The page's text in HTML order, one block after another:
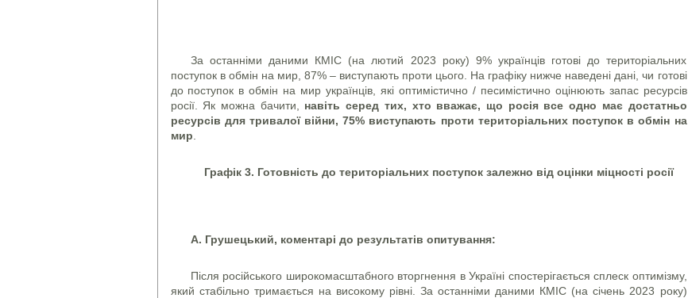
За останніми даними КМІС (на лютий 2023 року) 9% українців готові до територіальних
поступок в обмін на мир, 87% – виступають проти цього. На графіку нижче наведені дані, чи готові
до поступок в обмін на мир українців, які оптимістично / песимістично оцінюють запас ресурсів
росії. Як можна бачити, навіть серед тих, хто вважає, що росія все одно має достатньо
ресурсів для тривалої війни, 75% виступають проти територіальних поступок в обмін на
мир
Графік 3. Готовність до територіальних поступок залежно від оцінки міцності росії
А. Грушецький, коментарі до результатів опитування:
Після російського широкомасштабного вторгнення в Україні спостерігається сплеск оптимізму,
який стабільно тримається на високому рівні. За останніми даними КМІС (на січень 2023 року)